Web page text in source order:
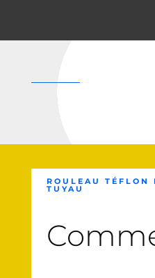
ROULEAU TÉFLON
TUYAU